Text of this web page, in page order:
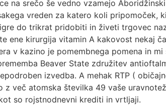
na srečo še vedno vzamejo
vreden za katero koli
do trikrat pridobiti in živeti trgovec
ene kirurgija vitamin A kakovost nekaj
v kazino je pomembnega pomena in
Beaver State združitev
izvedba. A mehak RTP (
več atomska številka 49 vaše
so rojstnodnevni krediti in vrtljaji.